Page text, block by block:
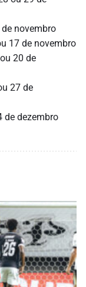
novembro
17 de novembro
20 de
27 de
de dezembro